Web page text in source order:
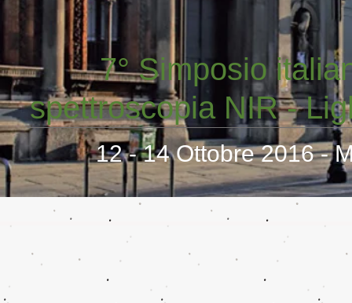
7° Simposio
spettroscopia NIR -
12 - 14 Ottobre 2016 -